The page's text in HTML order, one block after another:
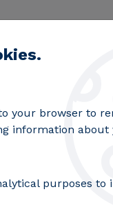
se convierte en
y
your browser to
information about
purposes to